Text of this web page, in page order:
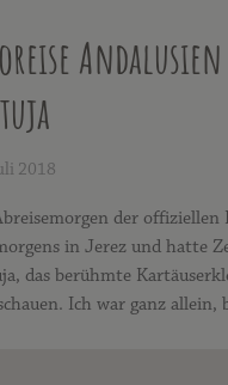
Andalusien
2018
der offiziellen
in Jerez und hatte
das berühmte
Ich war ganz allein,